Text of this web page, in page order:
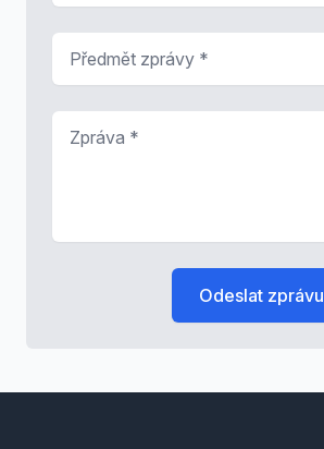
Odeslat zprávu